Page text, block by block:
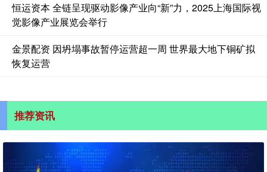
恒运资本 全链呈现驱动影像产业向“新”力，2025上海国际视
觉影像产业展览会举行
金景配资 因坍塌事故暂停运营超一周 世界最大地下铜矿拟
恢复运营
推荐资讯